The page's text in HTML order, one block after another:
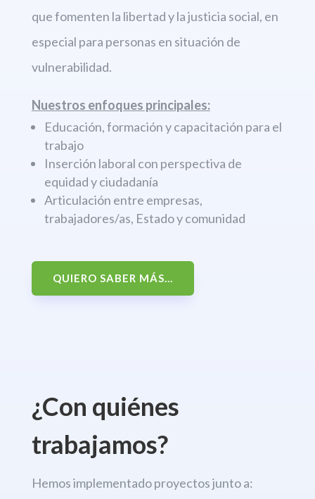
que fomenten la libertady la justicia social, en
especial para personas en situación de
vulnerabilidad.
Nuestros enfoques principales:
Educación, formación y capacitación para el
trabajo
Inserción laboral con perspectiva de
equidad y ciudadanía
Articulación entre empresas,
trabajadores/as, Estado y comunidad
QUIERO SABER MÁS...
¿Con quiénes
trabajamos?
Hemos implementado proyectos junto a: